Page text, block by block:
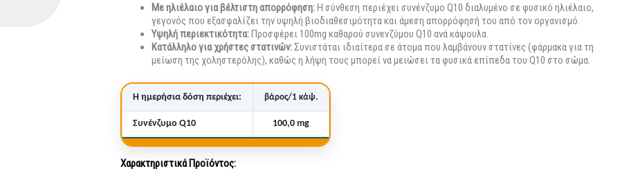
Με ηλιέλαιο για βέλτιστη απορρόφηση:Η σύνθεση περιέχει συνένζυμο Q10 διαλυμένο σε φυσικό ηλιέλαιο,
γεγονός που εξασφαλίζει την υψηλή βιοδιαθεσιμότητα και άμεση απορρόφησή του από τον οργανισμό.
Υψηλή περιεκτικότητα:Προσφέρει 100mg καθαρού συνενζύμου Q10 ανά κάψουλα.
Κατάλληλο για χρήστες στατινών:Συνιστάται ιδιαίτερα σε άτομα που λαμβάνουν στατίνες (φάρμακα για τη
μείωση της χοληστερόλης), καθώς η λήψη τους μπορεί να μειώσει τα φυσικά επίπεδα του Q10 στο σώμα.
Η ημερήσια δόση περιέχει: βάρος/1 κάψ.
Συνένζυμο Q10 100,0 mg
Χαρακτηριστικά Προϊόντος: